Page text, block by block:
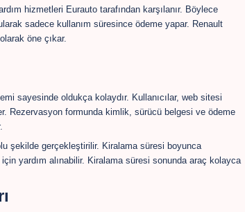
hizmetleri Eurauto tarafından karşılanır. Böylece
sadece kullanım süresince ödeme yapar. Renault
öne çıkar.
sayesinde oldukça kolaydır. Kullanıcılar, web sitesi
Rezervasyon formunda kimlik, sürücü belgesi ve ödeme
şekilde gerçekleştirilir. Kiralama süresi boyunca
yardım alınabilir. Kiralama süresi sonunda araç kolayca